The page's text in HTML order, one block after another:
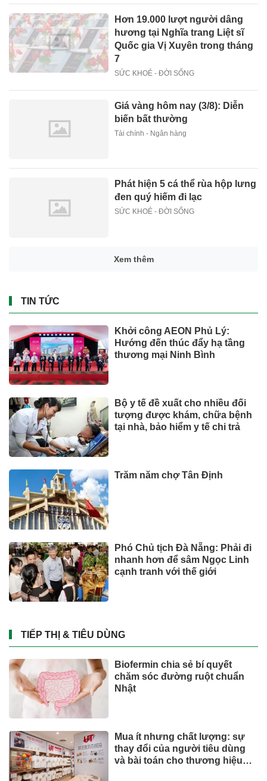
Hơn 19.000 lượt người dâng
hương tại Nghĩa trang Liệt sĩ
Quốc gia Vị Xuyên trong tháng
7
SỨC KHOẺ - ĐỜI SỐNG
Giá vàng hôm nay (3/8): Diễn
biến bất thường
Tài chính - Ngân hàng
Phát hiện 5 cá thể rùa hộp lưng
đen quý hiếm đi lạc
SỨC KHOẺ - ĐỜI SỐNG
Xem thêm
TIN TỨC
Khởi công AEON Phủ Lý:
Hướng đến thúc đẩy hạ tầng
thương mại Ninh Bình
Bộ y tế đề xuất cho nhiều đối
tượng được khám, chữa bệnh
tại nhà, bảo hiểm y tế chi trả
Trăm năm chợ Tân Định
Phó Chủ tịch Đà Nẵng: Phải đi
nhanh hơn để sâm Ngọc Linh
cạnh tranh với thế giới
TIẾP THỊ & TIÊU DÙNG
Biofermin chia sẻ bí quyết
chăm sóc đường ruột chuẩn
Nhật
Mua ít nhưng chất lượng: sự
thay đổi của người tiêu dùng
và bài toán cho thương hiệu